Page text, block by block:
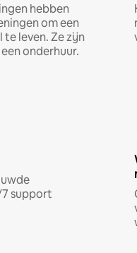
hebben
om een
leven. Ze zijn
onderhuur.
support